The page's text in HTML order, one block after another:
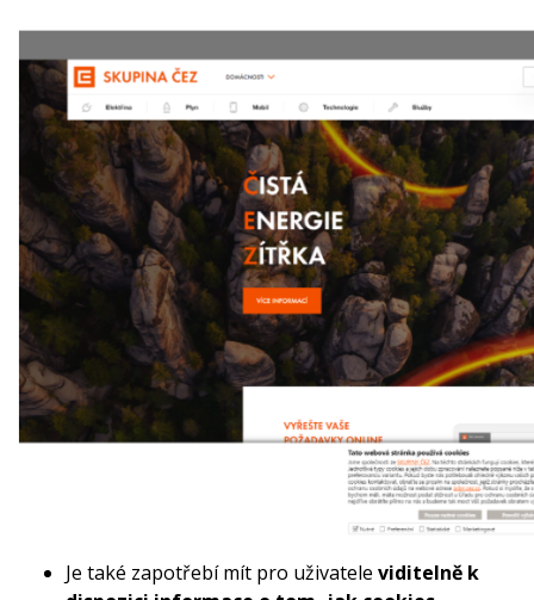
Je také zapotřebí mít pro uživatele viditelně k